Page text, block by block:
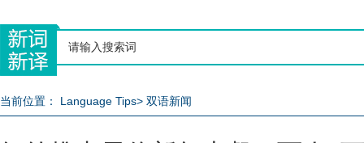
当前位置： Language Tips> 双语新闻